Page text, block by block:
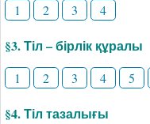
1 2 3 4
§3. Тіл – бірлік құралы
1 2 3 4 5
§4. Тіл тазалығы